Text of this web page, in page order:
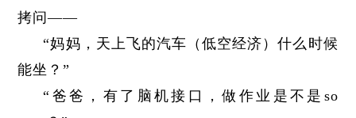
拷问——
“妈妈，天上飞的汽车（低空经济）什么时候
能坐？”
“爸爸，有了脑机接口，做作业是不是so